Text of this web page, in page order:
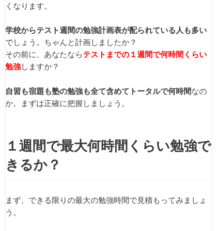
くなります。
学校からテスト週間の勉強計画表が配られている人も多い
でしょう。ちゃんと計画しましたか？
その前に、あなたならテストまでの１週間で何時間くらい
勉強しますか？
自習も宿題も塾の勉強も全て含めてトータルで何時間なの
か。まずは正確に把握しましょう。
１週間で最大何時間くらい勉強で
きるか？
まず、できる限りの最大の勉強時間で見積もってみましょ
う。